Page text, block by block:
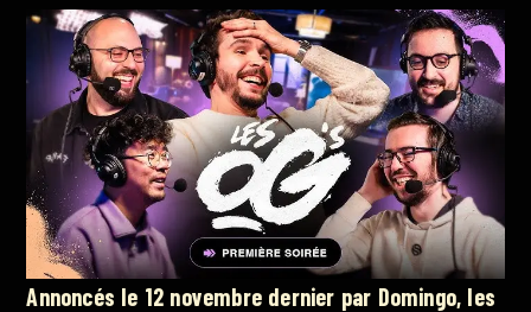
Annoncés le 12 novembre dernier par Domingo, les